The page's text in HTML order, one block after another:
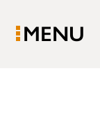
MENU